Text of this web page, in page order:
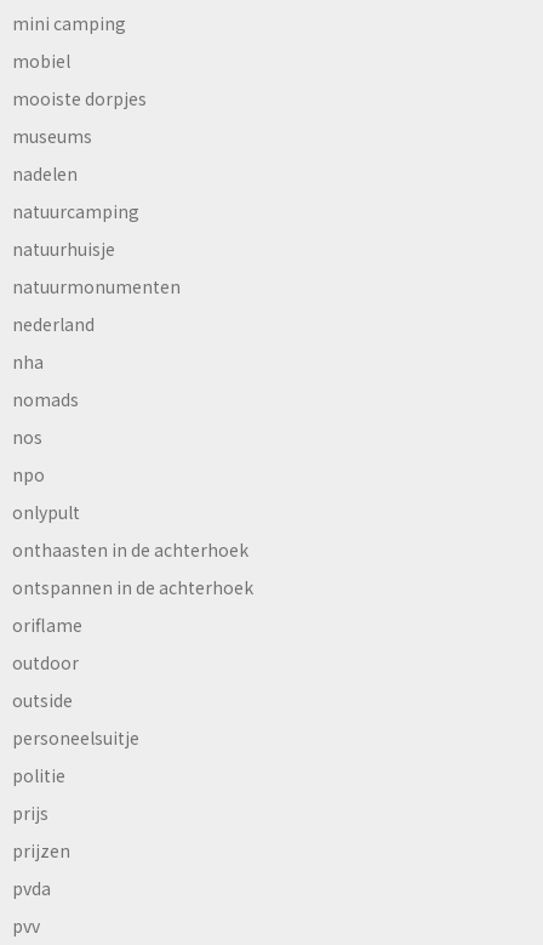
mini camping
mobiel
mooiste dorpjes
museums
nadelen
natuurcamping
natuurhuisje
natuurmonumenten
nederland
nha
nomads
nos
npo
onlypult
onthaasten in de achterhoek
ontspannen in de achterhoek
oriflame
outdoor
outside
personeelsuitje
politie
prijs
prijzen
pvda
pvv